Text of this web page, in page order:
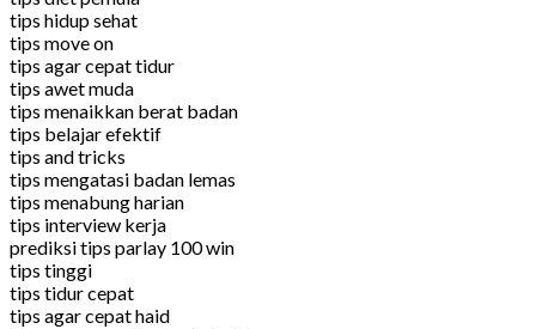
tips hidup sehat
tips move on
tips agar cepat tidur
tips awet muda
tips menaikkan berat badan
tips belajar efektif
tips and tricks
tips mengatasi badan lemas
tips menabung harian
tips interview kerja
prediksi tips parlay 100 win
tips tinggi
tips tidur cepat
tips agar cepat haid